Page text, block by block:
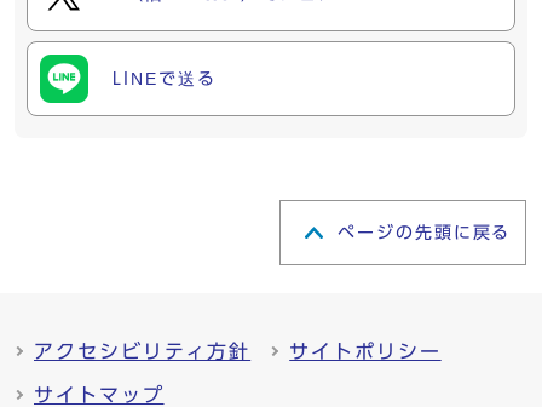
LINEで送る
ページの先頭に戻る
アクセシビリティ方針 サイトポリシー
サイトマップ